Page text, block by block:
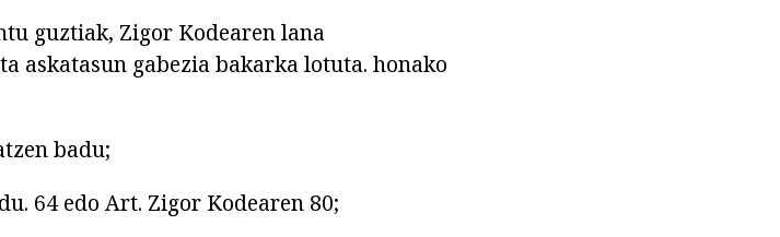
guztiak, Zigor Kodearen lana
askatasun gabezia bakarka lotuta. honako
badu;
64 edo Art. Zigor Kodearen 80;